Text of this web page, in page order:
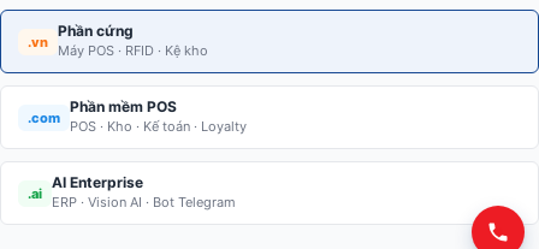
.vn
Phần cứng
Máy POS · RFID · Kệ kho
.com
Phần mềm POS
POS · Kho · Kế toán · Loyalty
.ai
AI Enterprise
ERP · Vision AI · Bot Telegram